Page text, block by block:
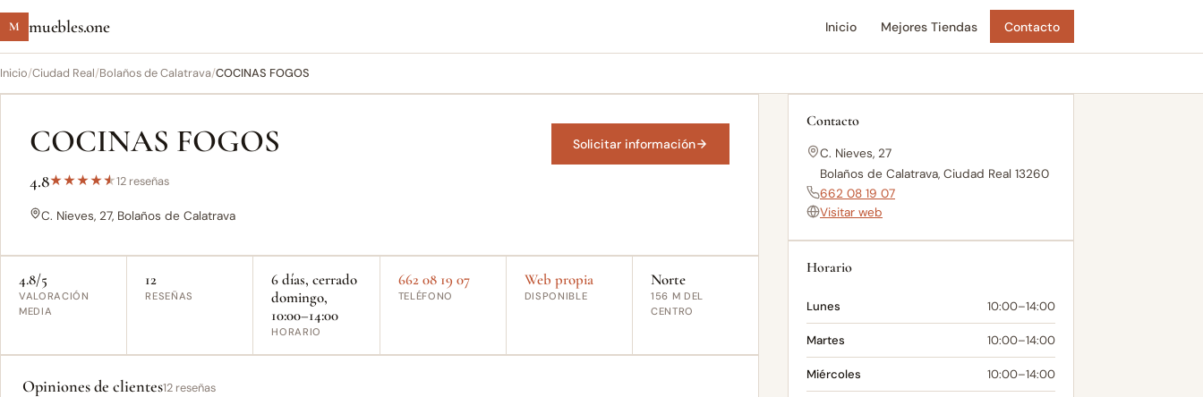
M muebles.one Inicio Mejores Tiendas Contacto
Inicio/Ciudad Real/Bolaños de Calatrava/COCINAS FOGOS
COCINAS FOGOS
4.8★★★★★12 reseñas
C. Nieves, 27, Bolaños de Calatrava
Solicitar información
4.8/5
VALORACIÓN
MEDIA
12
RESEÑAS
6 días, cerrado
domingo,
10:00–14:00
HORARIO
662 08 19 07
TELÉFONO
Web propia
DISPONIBLE
Norte
156 M DEL
CENTRO
Opiniones de clientes12 reseñas
Contacto
C. Nieves, 27
Bolaños de Calatrava, Ciudad Real 13260
662 08 19 07
Visitar web
Horario
Lunes 10:00–14:00
Martes 10:00–14:00
Miércoles 10:00–14:00